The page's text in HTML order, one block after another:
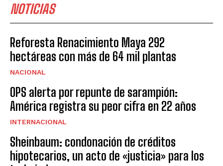
NOTICIAS
Reforesta Renacimiento Maya 292
hectáreas con más de 64 mil plantas
NACIONAL
OPS alerta por repunte de sarampión:
América registra su peor cifra en 22 años
INTERNACIONAL
Sheinbaum: condonación de créditos
hipotecarios, un acto de «justicia» para los